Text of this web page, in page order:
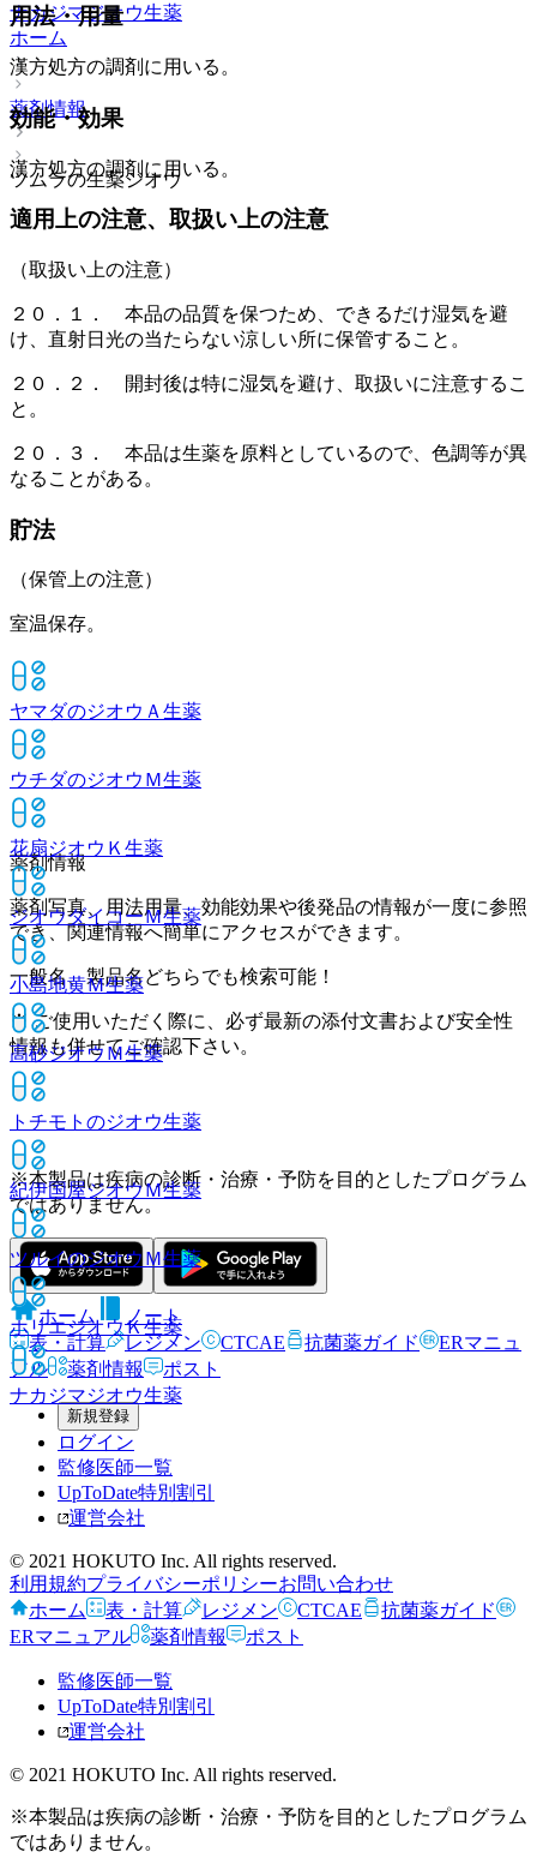
ナカジマジオウ生薬
ホーム
薬剤情報
ツムラの生薬ジオウ
用法・用量
漢方処方の調剤に用いる。
効能・効果
漢方処方の調剤に用いる。
適用上の注意、取扱い上の注意
（取扱い上の注意）
２０．１． 本品の品質を保つため、できるだけ湿気を避
け、直射日光の当たらない涼しい所に保管すること。
２０．２． 開封後は特に湿気を避け、取扱いに注意するこ
と。
２０．３． 本品は生薬を原料としているので、色調等が異
なることがある。
貯法
（保管上の注意）
室温保存。
ヤマダのジオウＡ 生薬
ウチダのジオウＭ生薬
花扇ジオウＫ 生薬
ジオウダイコーＭ生薬
小島地黄Ｍ生薬
高砂ジオウＭ生薬
トチモトのジオウ生薬
紀伊国屋ジオウＭ生薬
ツルイのジオウＭ生薬
ホリエジオウＫ生薬
ナカジマジオウ生薬
薬剤情報
薬剤写真、用法用量、効能効果や後発品の情報が一度に参照
でき、関連情報へ簡単にアクセスができます。
一般名、製品名どちらでも検索可能！
※ ご使用いただく際に、必ず最新の添付文書および安全性
情報も併せてご確認下さい。
※本製品は疾病の診断・治療・予防を目的としたプログラム
ではありません。
ホーム
ノート
表・計算
レジメン CTCAE 抗菌薬ガイド
ERマニュ
アル
薬剤情報 ポスト
新規登録
ログイン
監修医師一覧
UpToDate特別割引
運営会社
© 2021 HOKUTO Inc. All rights reserved.
利用規約プライバシーポリシーお問い合わせ
ホーム
表・計算 レジメン CTCAE
抗菌薬ガイド
ERマニュアル
薬剤情報 ポスト
監修医師一覧
UpToDate特別割引
運営会社
© 2021 HOKUTO Inc. All rights reserved.
※本製品は疾病の診断・治療・予防を目的としたプログラム
ではありません。